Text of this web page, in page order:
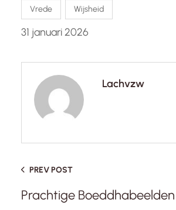
Vrede Wijsheid
31 januari 2026
Lachvzw
PREV POST
Prachtige